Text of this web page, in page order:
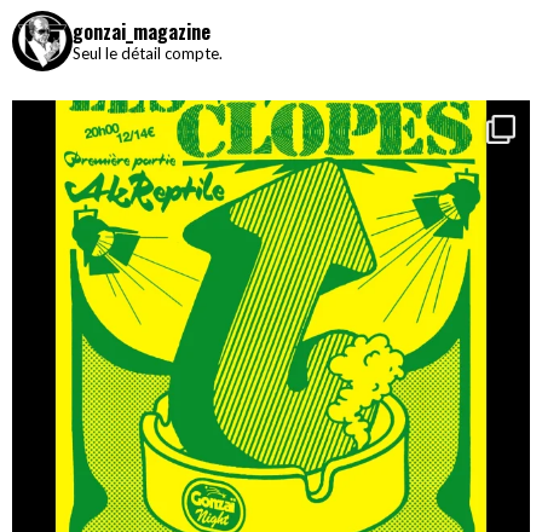
gonzai_magazine
Seul le détail compte.